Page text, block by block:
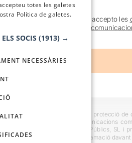
He llegit i accepto les
Informació bàsica sobre protecció
usuaris i trametre comunicacions
Destinataris: Escenes i Públics, SL i
També es pot instar reclamació davant
totes les galetes
Política de galetes.
SOCIS (1913) →
NECESSÀRIES